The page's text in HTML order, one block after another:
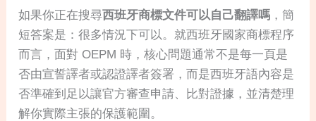
如果你正在搜尋西班牙商標文件可以自己翻譯嗎 ，簡
短答案是：很多情況下可以。就西班牙國家商標程序
而言，面對 OEPM 時，核心問題通常不是每一頁是
否由宣誓譯者或認證譯者簽署，而是西班牙語內容是
否準確到足以讓官方審查申請、比對證據，並清楚理
解你實際主張的保護範圍。